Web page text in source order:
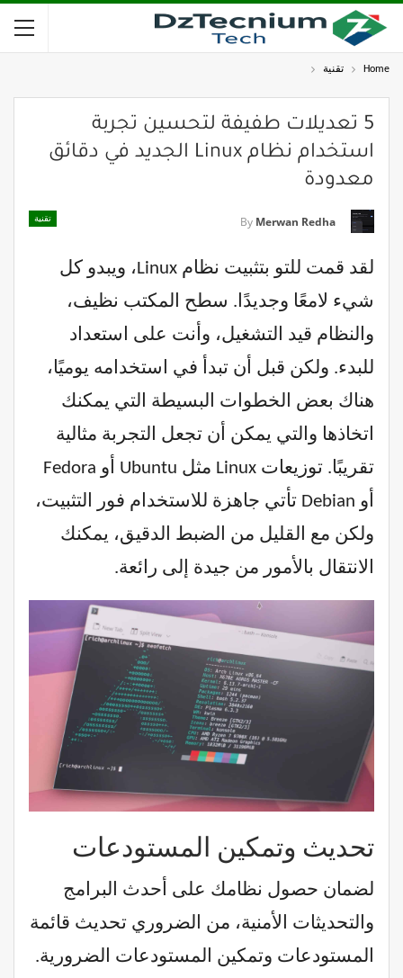
Home تقنية
5 تعديلات طفيفة لتحسين تجربة
استخدام نظام Linux الجديد في دقائق
معدودة
تقنية By Merwan Redha
لقد قمت للتو بتثبيت نظام Linux، ويبدو كل
شيء لامعًا وجديدًا. سطح المكتب نظيف،
والنظام قيد التشغيل، وأنت على استعداد
للبدء. ولكن قبل أن تبدأ في استخدامه يوميًا،
هناك بعض الخطوات البسيطة التي يمكنك
اتخاذها والتي يمكن أن تجعل التجربة مثالية
تقريبًا. توزيعات Linux مثل Ubuntu أو Fedora
أو Debian تأتي جاهزة للاستخدام فور التثبيت،
ولكن مع القليل من الضبط الدقيق، يمكنك
الانتقال بالأمور من جيدة إلى رائعة.
تحديث وتمكين المستودعات
لضمان حصول نظامك على أحدث البرامج
والتحديثات الأمنية، من الضروري تحديث قائمة
المستودعات وتمكين المستودعات الضرورية.